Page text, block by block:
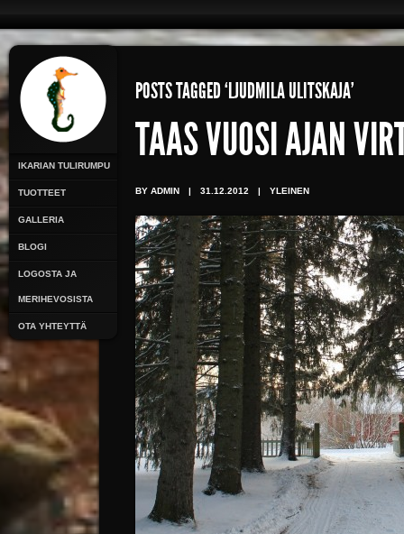
IKARIAN TULIRUMPU
TUOTTEET
GALLERIA
BLOGI
LOGOSTA JA
MERIHEVOSISTA
OTA YHTEYTTÄ
POSTS TAGGED ‘LJUDMILA ULITSKAJA’
TAAS VUOSI AJAN
BY ADMIN | 31.12.2012 | YLEINEN